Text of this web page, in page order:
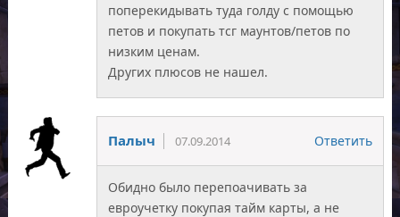
поперекидывать туда голду с помощью
петов и покупать тсг маунтов/петов по
низким ценам.
Других плюсов не нашел.
Палыч 07.09.2014 Ответить
Обидно было перепоачивать за
евроучетку покупая тайм карты, а не